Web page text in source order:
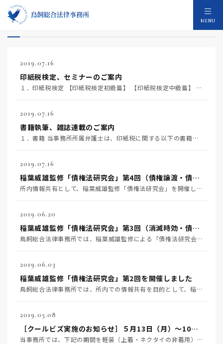
MENU
お知らせ：90件
2019.07.16
印紙税検定、セミナーのご案内
１．印紙税検定 【印紙税検定初級篇】 【印紙税検定中級篇】 ２．セミナー 【弁護士ドットコムオンライ…
2019.07.16
書籍執筆、雑誌連載のご案内
１．書籍 当事務所所属弁護士は、印紙税に関する以下の書籍を執筆しております。 『法的思考が身に付く …
2019.07.16
稲葉威雄監修「債権法研究会」第4回（債権譲渡・債務引受・弁済）を開催しました
所内情報共有として、稲葉威雄監修「債権法研究会」を開催しました。 第4回 2019年7月12日 鳥飼…
2019.06.20
稲葉威雄監修「債権法研究会」第3回（消滅時効・債権の目的）を開催しました
鳥飼総合法律事務所では、稲葉威雄監修による「債権法研究会」を開催しております。 所内での情報共有が目…
2019.06.03
稲葉威雄監修「債権法研究会」第2回を開催しました
鳥飼総合法律事務所では、所内での情報共有を目的として、稲葉威雄監修による「債権法研究会」を開催してお…
2019.05.08
［クールビズ実施のお知らせ］５月13日（月）～10月31日（木）
当事務所では、下記の期間を軽装（上着・ネクタイの非着用）での勤務とさせていただきます。 ご来所いただ…